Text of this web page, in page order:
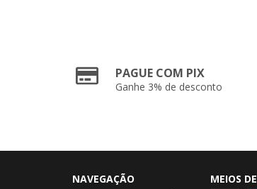
PAGUE COM PIX
Ganhe 3% de desconto
NAVEGAÇÃO
MEIOS